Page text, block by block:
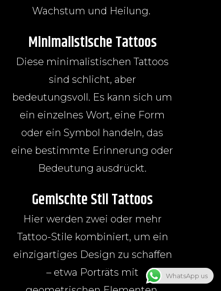
Wachstum und Heilung.
Minimalistische Tattoos
Diese minimalistischen Tattoos
sind schlicht, aber
bedeutungsvoll. Es kann sich um
ein einzelnes Wort, eine Form
oder ein Symbol handeln, das
eine bestimmte Erinnerung oder
Bedeutung ausdrückt.
Gemischte Stil Tattoos
Hier werden zwei oder mehr
Tattoo-Stile kombiniert, um ein
einzigartiges Design zu schaffen
– etwa Porträts mit
WhatsApp us